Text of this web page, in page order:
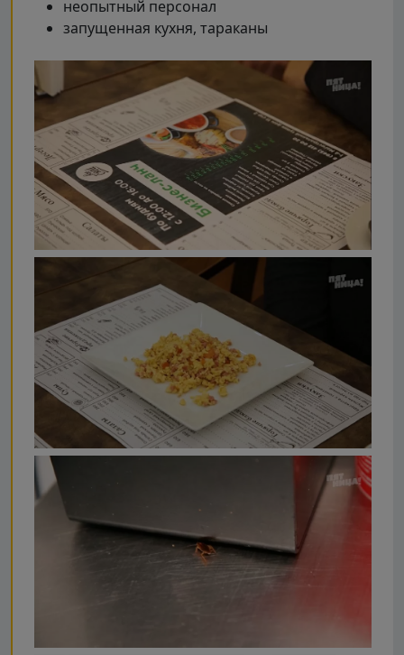
неопытный персонал
запущенная кухня, тараканы